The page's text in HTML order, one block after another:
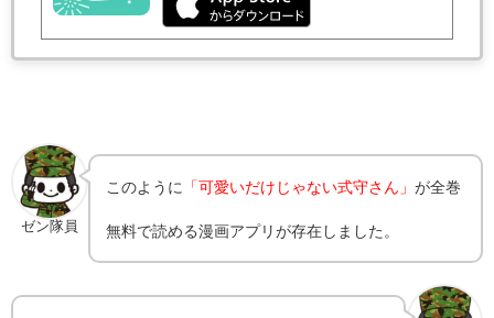
ゼン隊員
このように 「可愛いだけじゃない式守さん」が全巻
無料で読める漫画アプリが存在しました。